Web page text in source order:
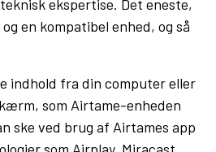
ekspertise. Det eneste,
en kompatibel enhed, og så
indhold fra din computer eller
som Airtame-enheden
ske ved brug af Airtames app